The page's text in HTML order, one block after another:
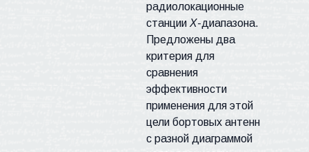
радиолокационные
станции X-диапазона.
Предложены два
критерия для
сравнения
эффективности
применения для этой
цели бортовых антенн
с разной диаграммой